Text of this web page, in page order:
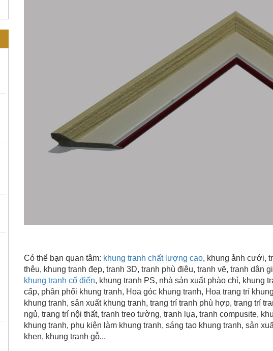
Có thể bạn quan tâm: khung tranh chất lượng cao, khung ảnh cưới,
thêu, khung tranh đẹp, tranh 3D, tranh phù điêu, tranh vẽ, tranh dân
khung tranh cổ điển, khung tranh PS, nhà sản xuất phào chỉ, khung
cấp, phân phối khung tranh, Hoa góc khung tranh, Hoa trang trí
khung tranh, sản xuất khung tranh, trang trí tranh phù hợp, trang trí
ngủ, trang trí nội thất, tranh treo tường, tranh lụa, tranh compusite,
khung tranh, phụ kiện làm khung tranh, sáng tạo khung tranh, sản
khen, khung tranh gỗ...